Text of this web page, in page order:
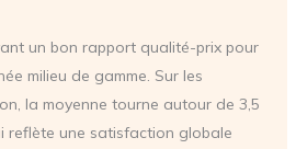
un bon rapport qualité-prix pour
milieu de gamme. Sur les
la moyenne tourne autour de 3,5
reflète une satisfaction globale